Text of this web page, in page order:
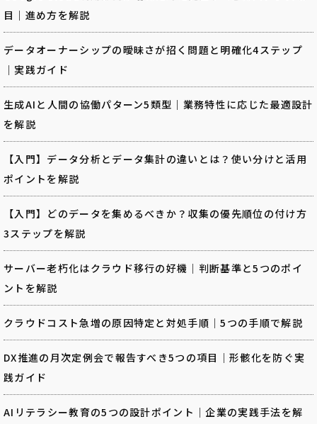
目｜進め方を解説
データオーナーシップの曖昧さが招く問題と明確化4ステップ
｜実践ガイド
生成AIと人間の協働パターン5類型｜業務特性に応じた最適設計
を解説
【入門】データ分析とデータ集計の違いとは？使い分けと活用
ポイントを解説
【入門】どのデータを集めるべきか？収集の優先順位の付け方
3ステップを解説
サーバー老朽化はクラウド移行の好機｜判断基準と5つのポイ
ントを解説
クラウドコスト急増の原因特定と対処手順｜5つの手順で解説
DX推進の月次定例会で報告すべき5つの項目｜形骸化を防ぐ実
践ガイド
AIリテラシー教育の5つの設計ポイント｜企業の実践手法を解